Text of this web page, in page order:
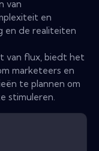
van
en
en de realiteiten
van flux, biedt het
marketeers en
te plannen om
stimuleren.